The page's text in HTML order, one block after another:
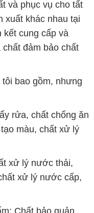
bao gồm, nhưng
rửa, chất chống ăn
màu, chất xử lý
xử lý nước thải,
xử lý nước cấp,
Chất bảo quản,
hương liệu và màu
Chất nhuộm, chất
vv.